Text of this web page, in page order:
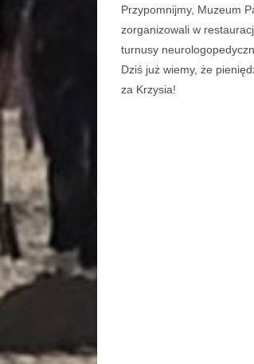
Przypomnijmy, Muzeum
zorganizowali w
turnusy
Dziś już wiemy, że
za Krzysia!